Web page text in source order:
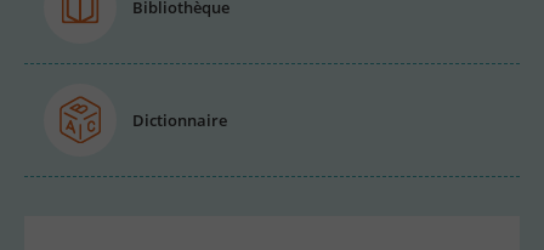
Bibliothèque
Dictionnaire